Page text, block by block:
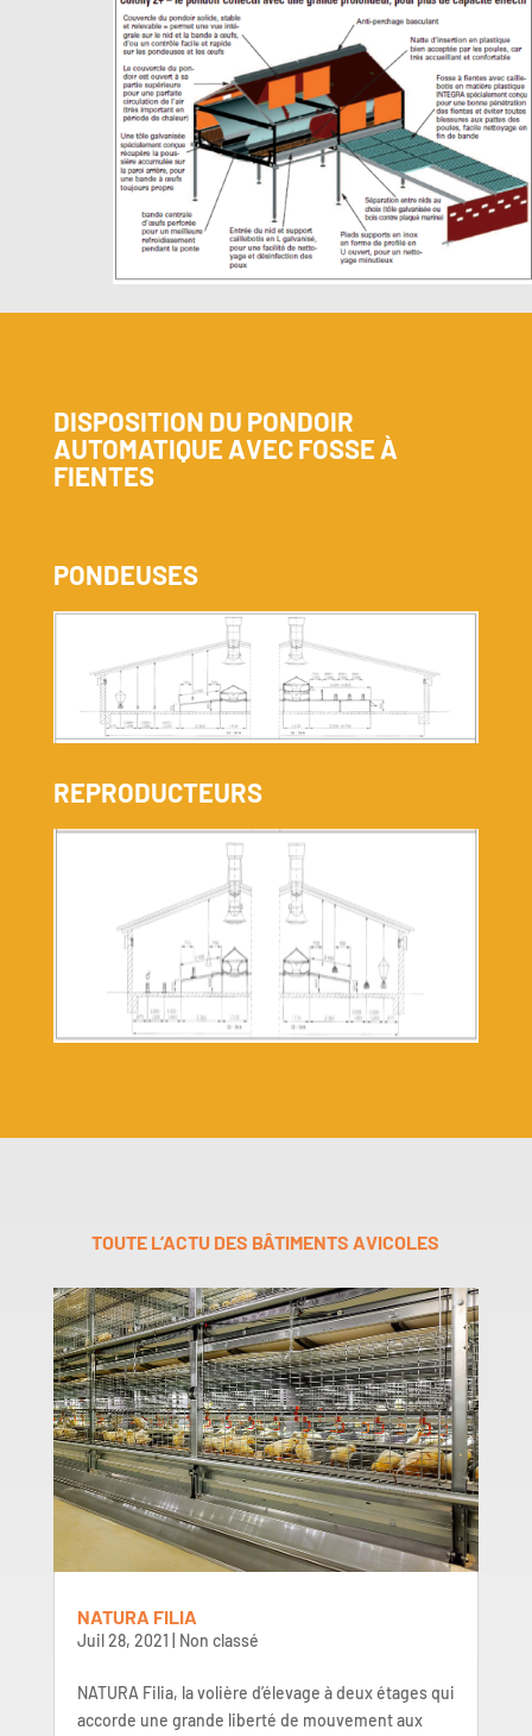
DISPOSITION DU PONDOIR
AUTOMATIQUE AVEC FOSSE À
FIENTES
PONDEUSES
REPRODUCTEURS
TOUTE L’ACTU DES BÂTIMENTS AVICOLES
NATURA FILIA
Juil 28, 2021 Non classé
NATURA Filia, la volière d’élevage à deux étages qui
accorde une grande liberté de mouvement aux